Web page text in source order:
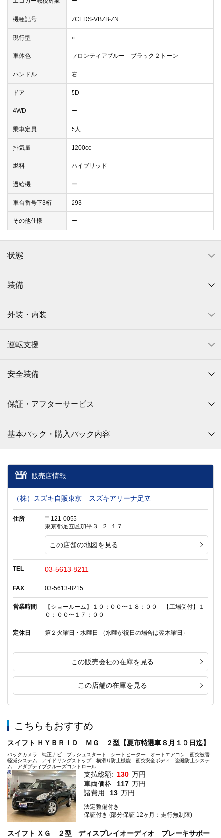
機種記号 ZCEDS-VBZB-ZN
現行型 ○
車体色 フロンティアブルー ブラック２トーン
ハンドル 右
ドア 5D
4WD ー
乗車定員 5人
排気量 1200cc
燃料 ハイブリッド
過給機 ー
車台番号下3桁 293
その他仕様 ー
状態
装備
外装・内装
運転支援
安全装備
保証・アフターサービス
基本パック・購入パック内容
販売店情報
（株）スズキ自販東京 スズキアリーナ足立
住所
〒121-0055
東京都足立区加平３−２−１７
この店舗の地図を見る
TEL 03-5613-8211
FAX 03-5613-8215
営業時間
【ショールーム】１０：００〜１８：００ 【工場受付】１
０：００〜１７：００
定休日 第２火曜日・水曜日 （水曜が祝日の場合は翌木曜日）
この販売会社の在庫を見る
この店舗の在庫を見る
こちらもおすすめ
スイフト ＨＹＢＲＩＤ ＭＧ ２型【夏市特選車８月１０日迄】
バックカメラ 純正ナビ プッシュスタート シートヒーター オートエアコン 衝突被害
軽減システム アイドリングストップ 横滑り防止機能 衝突安全ボディ 盗難防止システ
ム アダプティブクルーズコントロール
支払総額: 130 万円
車両価格: 117 万円
諸費用: 13 万円
法定整備付き
保証付き (部分保証 12ヶ月：走行無制限)
スイフト ＸＧ ２型 ディスプレイオーディオ ブレーキサポー